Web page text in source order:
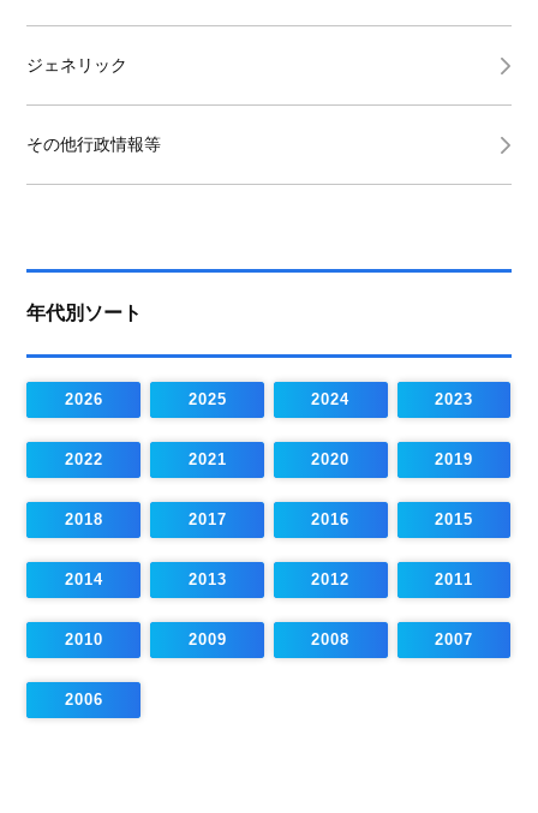
ジェネリック
その他行政情報等
年代別ソート
2026 2025 2024 2023
2022 2021 2020 2019
2018 2017 2016 2015
2014 2013 2012 2011
2010 2009 2008 2007
2006